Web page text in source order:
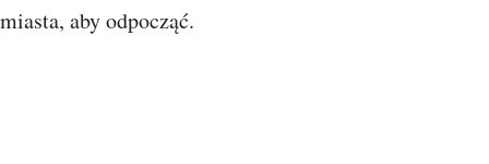
miasta, aby odpocząć.